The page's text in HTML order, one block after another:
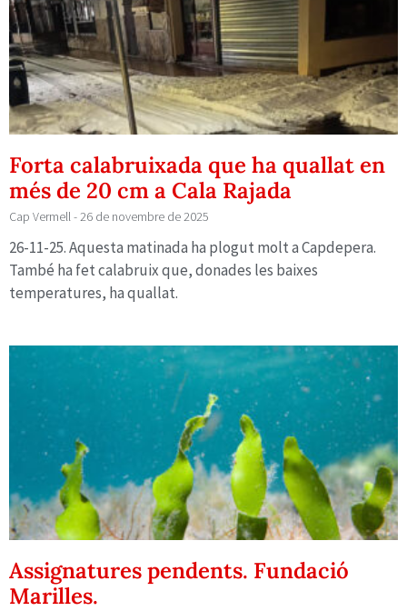
Forta calabruixada que ha quallat en
més de 20 cm a Cala Rajada
Cap Vermell 26 de novembre de 2025
26-11-25. Aquesta matinada ha plogut molt a Capdepera.
També ha fet calabruix que, donades les baixes
temperatures, ha quallat.
Assignatures pendents. Fundació
Marilles.